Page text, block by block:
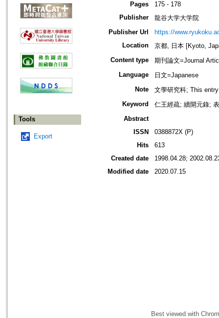
Tools
Export
Pages
175 - 178
Publisher
龍谷大学大学院
Publisher Url
https://
Location
京都, 日本 [Kyoto,
Content type
期刊論文=Journal
Language
日文=Japanese
Note
文學研究科; This
Keyword
仁王經疏; 續開元錄;
Abstract
ISSN
0388872X (P)
Hits
613
Created date
1998.04.28;
Modified date
2020.07.15
Best viewed with